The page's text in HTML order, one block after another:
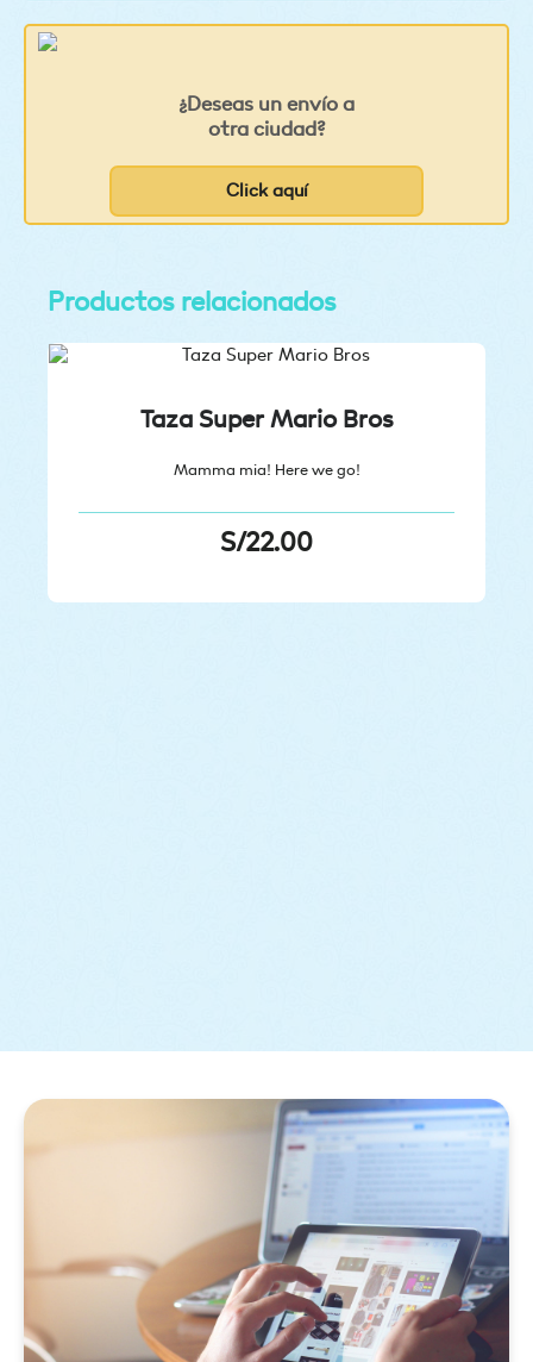
¿Deseas un envío a
otra ciudad?
Click aquí
Productos relacionados
Taza Super Mario Bros
Mamma mia! Here we go!
S/22.00